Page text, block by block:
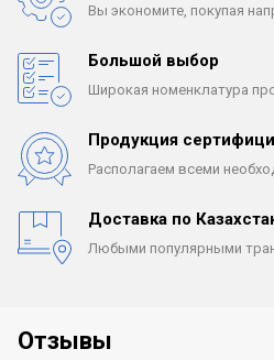
Вы экономите, покупая
Большой выбор
Широкая номенклатура
Продукция
Располагаем всеми
Доставка по
Любыми популярными
Отзывы